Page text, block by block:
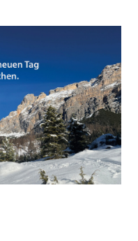
15.
Jubiläum
der
Edition
Forsbach